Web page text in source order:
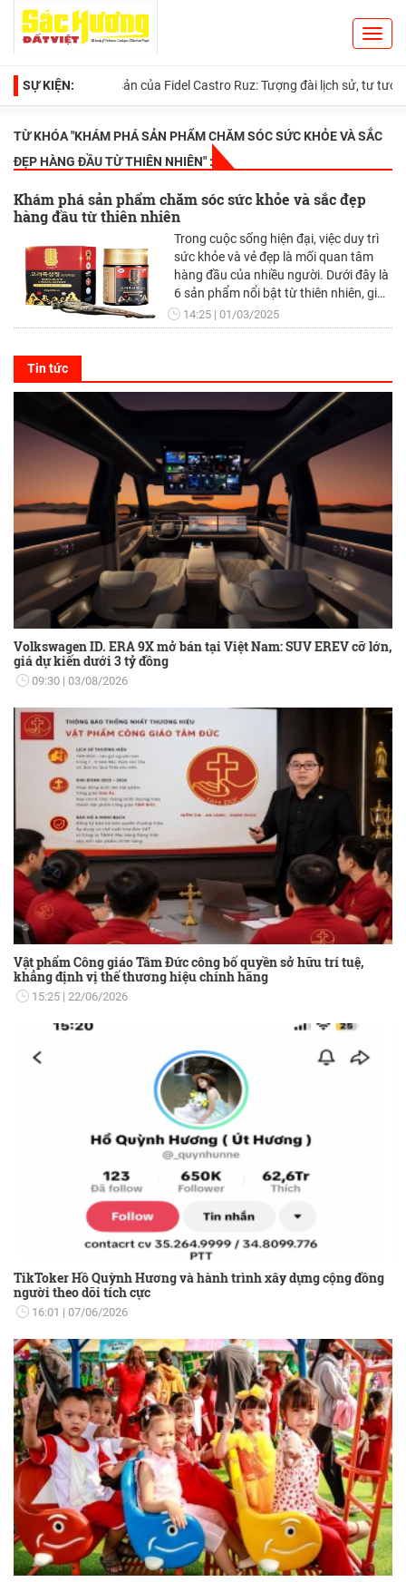
SỰ KIỆN:Di sản của Fidel Castro Ruz: Tượng đài lịch sử, tư tưởng
TỪ KHÓA "KHÁM PHÁ SẢN PHẨM CHĂM SÓC SỨC KHỎE VÀ SẮC
ĐẸP HÀNG ĐẦU TỪ THIÊN NHIÊN" :
Khám phá sản phẩm chăm sóc sức khỏe và sắc đẹp
hàng đầu từ thiên nhiên
Trong cuộc sống hiện đại, việc duy trì
sức khỏe và vẻ đẹp là mối quan tâm
hàng đầu của nhiều người. Dưới đây là
6 sản phẩm nổi bật từ thiên nhiên, giúp
bạn chăm sóc toàn diện từ trong ra
ngoài.
14:25 01/03/2025
Tin tức
Volkswagen ID. ERA 9X mở bán tại Việt Nam: SUV EREV cỡ lớn,
giá dự kiến dưới 3 tỷ đồng
09:30 03/08/2026
Vật phẩm Công giáo Tâm Đức công bố quyền sở hữu trí tuệ,
khẳng định vị thế thương hiệu chính hãng
15:25 22/06/2026
TikToker Hồ Quỳnh Hương và hành trình xây dựng cộng đồng
người theo dõi tích cực
16:01 07/06/2026